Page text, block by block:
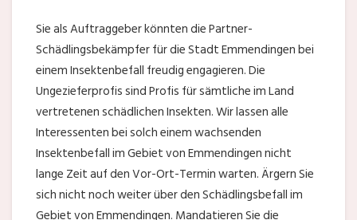
Sie als Auftraggeber könnten die Partner-
Schädlingsbekämpfer für die Stadt Emmendingen bei
einem Insektenbefall freudig engagieren. Die
Ungezieferprofis sind Profis für sämtliche im Land
vertretenen schädlichen Insekten. Wir lassen alle
Interessenten bei solch einem wachsenden
Insektenbefall im Gebiet von Emmendingen nicht
lange Zeit auf den Vor-Ort-Termin warten. Ärgern Sie
sich nicht noch weiter über den Schädlingsbefall im
Gebiet von Emmendingen. Mandatieren Sie die